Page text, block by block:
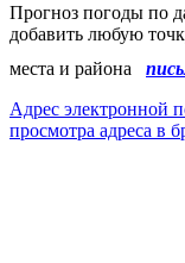
Прогноз погоды по
добавить любую
места и района
Адрес электронной
просмотра адреса в